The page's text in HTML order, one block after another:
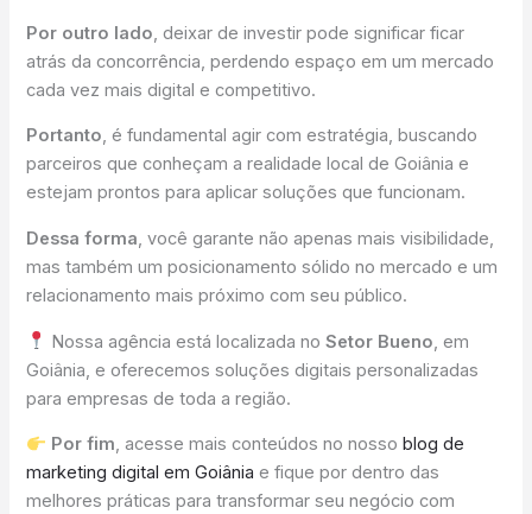
Por outro lado, deixar de investir pode significar ficar
atrás da concorrência, perdendo espaço em um mercado
cada vez mais digital e competitivo.
Portanto, é fundamental agir com estratégia, buscando
parceiros que conheçam a realidade local de Goiânia e
estejam prontos para aplicar soluções que funcionam.
Dessa forma, você garante não apenas mais visibilidade,
mas também um posicionamento sólido no mercado e um
relacionamento mais próximo com seu público.
Nossa agência está localizada noSetor Bueno , em
Goiânia, e oferecemos soluções digitais personalizadas
para empresas de toda a região.
Por fim, acesse mais conteúdos no nossoblog de
marketing digital em Goiânia e fique por dentro das
melhores práticas para transformar seu negócio com